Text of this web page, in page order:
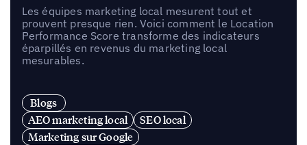
Les équipes marketing local mesurent tout et
prouvent presque rien. Voici comment le Location
Performance Score transforme des indicateurs
éparpillés en revenus du marketing local
mesurables.
Blogs
AEO marketing local
SEO local
Marketing sur Google